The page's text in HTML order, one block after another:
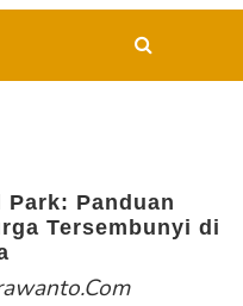
Panduan
Tersembunyi di